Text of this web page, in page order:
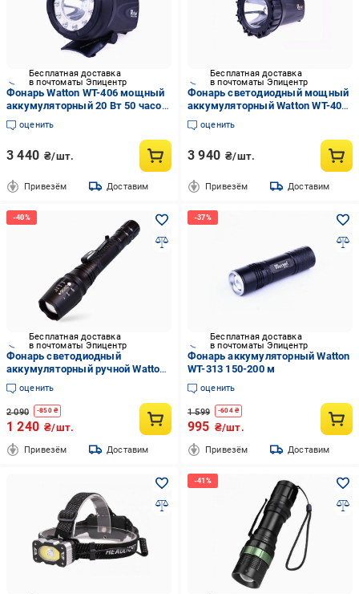
Бесплатная доставка
в почтоматы Эпицентр
Фонарь Watton WT-406 мощный
аккумуляторный 20 Вт 50 часов
в режиме широкого света
оценить
3 440 ₴/шт.
Привезём Доставим
Бесплатная доставка
в почтоматы Эпицентр
Фонарь светодиодный мощный
аккумуляторный Watton WT-400
работает 12 часов от одного
заряда 50 Вт
оценить
3 940 ₴/шт.
Привезём Доставим
Бесплатная доставка
в почтоматы Эпицентр
Фонарь светодиодный
аккумуляторный ручной Watton
WT-241 TX6 с зарядкой от сети и
от прикуривателя
оценить
2 090 -850₴
1 240 ₴/шт.
Привезём Доставим
Бесплатная доставка
в почтоматы Эпицентр
Фонарь аккумуляторный Watton
WT-313 150-200 м
оценить
1 599 -604₴
995 ₴/шт.
Привезём Доставим